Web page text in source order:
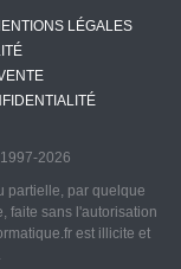
LÉGALES
2026
partielle, par quelque
faite sans l'autorisation
est illicite et